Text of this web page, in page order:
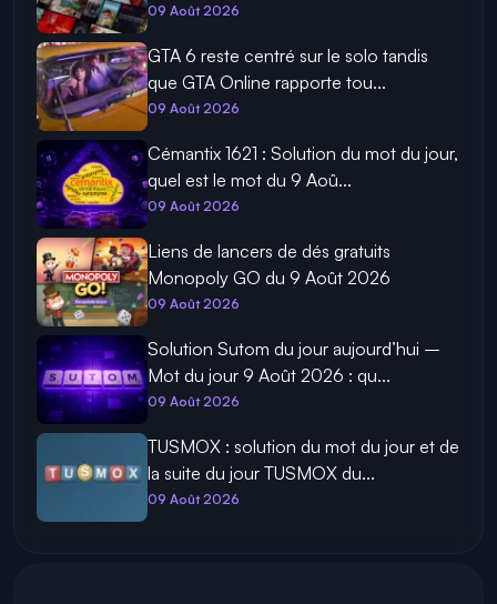
09 Août 2026
GTA 6 reste centré sur le solo tandis
que GTA Online rapporte tou...
09 Août 2026
Cémantix 1621 : Solution du mot du jour,
quel est le mot du 9 Aoû...
09 Août 2026
Liens de lancers de dés gratuits
Monopoly GO du 9 Août 2026
09 Août 2026
Solution Sutom du jour aujourd’hui –
Mot du jour 9 Août 2026 : qu...
09 Août 2026
TUSMOX : solution du mot du jour et de
la suite du jour TUSMOX du...
09 Août 2026